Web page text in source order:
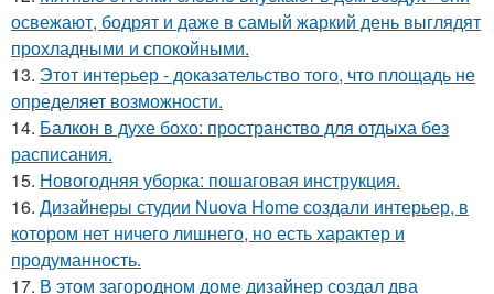
освежают, бодрят и даже в самый жаркий день выглядят
прохладными и спокойными.
13. Этот интерьер - доказательство того, что площадь не
определяет возможности.
14. Балкон в духе бохо: пространство для отдыха без
расписания.
15. Новогодняя уборка: пошаговая инструкция.
16. Дизайнеры студии Nuova Home создали интерьер, в
котором нет ничего лишнего, но есть характер и
продуманность.
17. В этом загородном доме дизайнер создал два